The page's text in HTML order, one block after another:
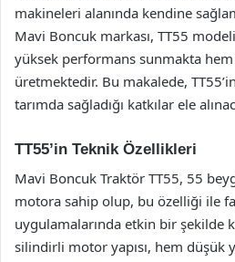
makineleri alanında kendine
Mavi Boncuk markası, TT55
yüksek performans sunmakta
üretmektedir. Bu makalede,
tarımda sağladığı katkılar ele
TT55’in Teknik Özellikleri
Mavi Boncuk Traktör TT55, 55
motora sahip olup, bu özelliği ile
uygulamalarında etkin bir şekilde
silindirli motor yapısı, hem düşük